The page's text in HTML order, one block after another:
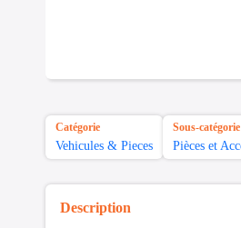
Catégorie
Vehicules & Pieces
Sous-catégorie
Pièces et
Description